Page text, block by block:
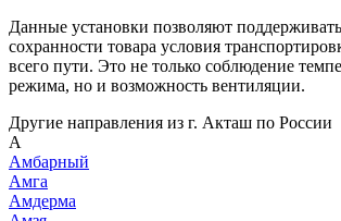
Данные установки позволяют
сохранности товара условия
всего пути. Это не только соблюдение
режима, но и возможность вентиляции.
Другие направления из г. Акташ по России
А
Амбарный
Амга
Амдерма